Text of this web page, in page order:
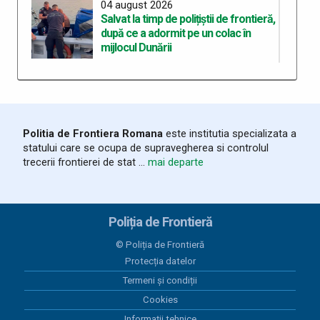
04 august 2026
Salvat la timp de polițiștii de frontieră,
după ce a adormit pe un colac în
mijlocul Dunării
04 august 2026
de polițiștii de frontieră bihoreni
04 august 2026
03 august 2026
România și Republica Moldova
consolidează cooperarea pentru
fluidizarea traficului transfrontalier
03 august 2026
Politia de Frontiera Romana este institutia specializata a
statului care se ocupa de supravegherea si controlul
trecerii frontierei de stat ... mai departe
Poliția de Frontieră
© Poliția de Frontieră
Protecția datelor
Termeni și condiții
Cookies